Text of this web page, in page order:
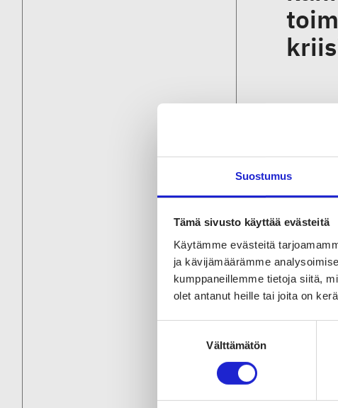
Suostumus
Tämä sivusto käyttää evästeitä
Käytämme evästeitä
ja kävijämäärämme
kumppaneillemme tietoja siitä,
olet antanut heille tai joita on
Välttämätön